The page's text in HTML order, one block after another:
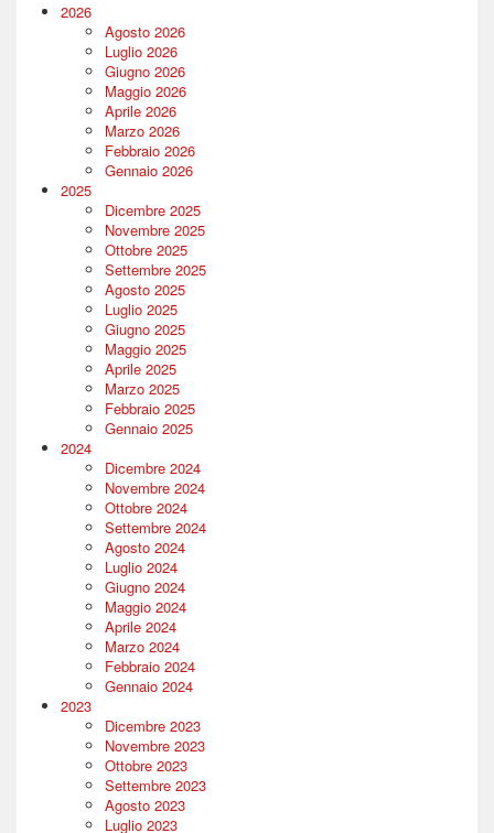
2026
Agosto 2026
Luglio 2026
Giugno 2026
Maggio 2026
Aprile 2026
Marzo 2026
Febbraio 2026
Gennaio 2026
2025
Dicembre 2025
Novembre 2025
Ottobre 2025
Settembre 2025
Agosto 2025
Luglio 2025
Giugno 2025
Maggio 2025
Aprile 2025
Marzo 2025
Febbraio 2025
Gennaio 2025
2024
Dicembre 2024
Novembre 2024
Ottobre 2024
Settembre 2024
Agosto 2024
Luglio 2024
Giugno 2024
Maggio 2024
Aprile 2024
Marzo 2024
Febbraio 2024
Gennaio 2024
2023
Dicembre 2023
Novembre 2023
Ottobre 2023
Settembre 2023
Agosto 2023
Luglio 2023